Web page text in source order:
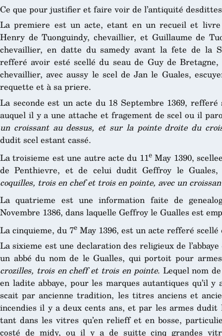
Ce que pour justifier et faire voir de l’antiquité
La premiere est un acte, etant en un recueil et livre
Henry de Tuonguindy, chevaillier, et Guillaume de
chevaillier, en datte du samedy avant la fete de la
refferé avoir esté scellé du seau de Guy de
chevaillier, avec aussy le scel de Jan le Guales,
requette et à sa priere.
La seconde est un acte du 18 Septembre 1369,
auquel il y a une attache et fragement de scel ou il
un croissant au dessus, et sur la pointe droite du
dudit scel estant cassé.
La troisieme est une autre acte du 11eMay 1390,
de Penthievre, et de celui dudit Geffroy le
coquilles, trois en chef et trois en pointe, avec un
La quatrieme est une information faite de
Novembre 1386, dans laquelle Geffroy le Gualles est
La cinquieme, du 7e May 1396, est un acte refferé
La sixieme est une declaration des religieux de
un abbé du nom de le Gualles, qui portoit pour
crozilles, trois en cheff et trois en pointe. Lequel nom
en ladite abbaye, pour les marques autantiques qu’il
scait par ancienne tradition, les titres anciens et
incendies il y a deux cents ans, et par les armes
tant dans les vitres qu’en relieff et en bosse,
costé de midy, ou il y a de suitte cinq grandes